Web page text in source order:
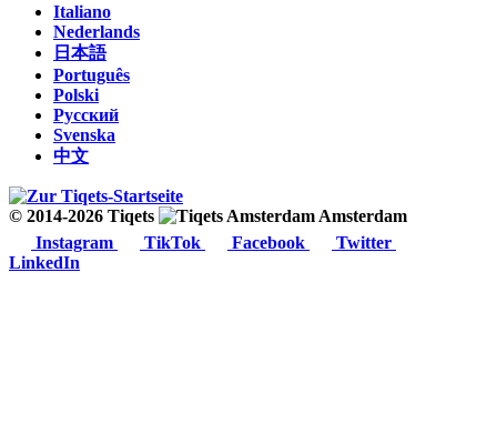
Italiano
Nederlands
日本語
Português
Polski
Русский
Svenska
中文
© 2014-2026 Tiqets
Amsterdam
Instagram
TikTok Facebook
Twitter
LinkedIn